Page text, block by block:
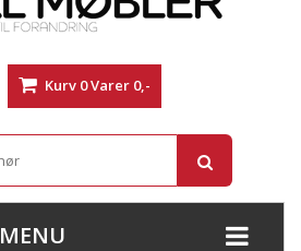
Kurv 0Varer 0,-
MENU